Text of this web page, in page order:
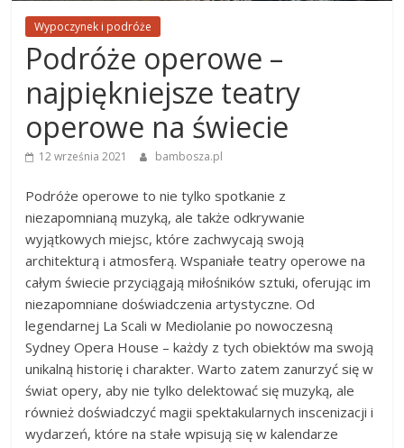
Wypoczynek i podróże
Podróże operowe –
najpiękniejsze teatry
operowe na świecie
12 września 2021 bambosza.pl
Podróże operowe to nie tylko spotkanie z
niezapomnianą muzyką, ale także odkrywanie
wyjątkowych miejsc, które zachwycają swoją
architekturą i atmosferą. Wspaniałe teatry operowe na
całym świecie przyciągają miłośników sztuki, oferując im
niezapomniane doświadczenia artystyczne. Od
legendarnej La Scali w Mediolanie po nowoczesną
Sydney Opera House – każdy z tych obiektów ma swoją
unikalną historię i charakter. Warto zatem zanurzyć się w
świat opery, aby nie tylko delektować się muzyką, ale
również doświadczyć magii spektakularnych inscenizacji i
wydarzeń, które na stałe wpisują się w kalendarze